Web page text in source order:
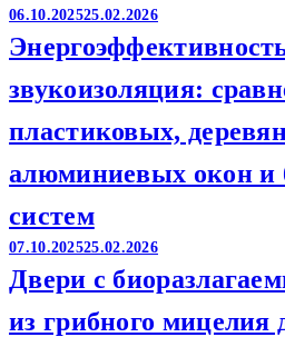
06.10.202525.02.2026
звукоизоляция:
пластиковых,
алюминиевых окон и
систем
07.10.202525.02.2026
Двери с
из грибного мицелия